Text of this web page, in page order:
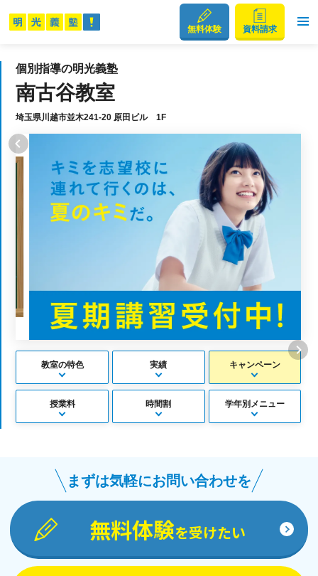
無料体験 資料請求
個別指導の明光義塾
南古谷教室
埼玉県川越市並木241-20 原田ビル 1F
教室の特色 実績 キャンペーン
授業料 時間割 学年別メニュー
まずは気軽にお問い合わせを
無料体験を受けたい